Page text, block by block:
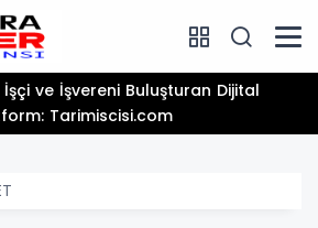
Tarimiscisi.com